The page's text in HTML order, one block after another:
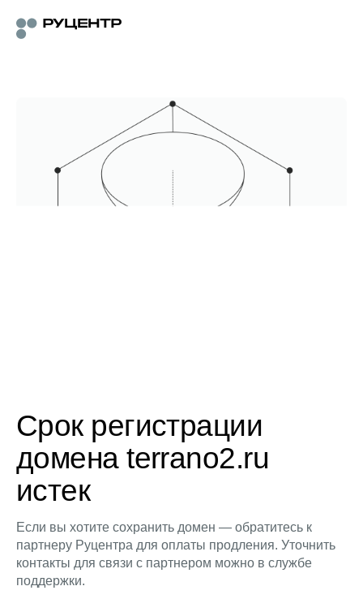
Срок регистрации
домена terrano2.ru
истек
Если вы хотите сохранить домен — обратитесь к
партнеру Руцентра для оплаты продления. Уточнить
контакты для связи с партнером можно в службе
поддержки.